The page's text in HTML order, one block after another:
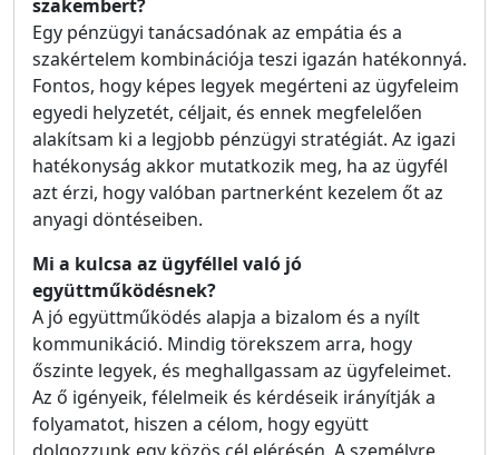
szakembert?
Egy pénzügyi tanácsadónak az empátia és a
szakértelem kombinációja teszi igazán hatékonnyá.
Fontos, hogy képes legyek megérteni az ügyfeleim
egyedi helyzetét, céljait, és ennek megfelelően
alakítsam ki a legjobb pénzügyi stratégiát. Az igazi
hatékonyság akkor mutatkozik meg, ha az ügyfél
azt érzi, hogy valóban partnerként kezelem őt az
anyagi döntéseiben.
Mi a kulcsa az ügyféllel való jó
együttműködésnek?
A jó együttműködés alapja a bizalom és a nyílt
kommunikáció. Mindig törekszem arra, hogy
őszinte legyek, és meghallgassam az ügyfeleimet.
Az ő igényeik, félelmeik és kérdéseik irányítják a
folyamatot, hiszen a célom, hogy együtt